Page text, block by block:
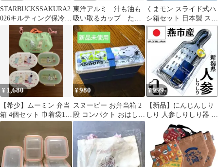
STARBUCKSSAKURA2
026キルティング保冷ト
ートバッグ
東洋アルミ 汁も油も
吸い取るカップ たっ
ぷりお得用3倍 ちょい
深スクエア＆M
くまモン スライド式ハ
シ箱セット 日本製 スケ
ーター社 新品・未使用
¥ 1,680
【希少】ムーミン 弁当
箱 4個セット 巾着袋1つ
付き
¥980
スヌーピー お弁当箱 2
段 コンパクト おはし付
き
¥999
【新品】にんじんしり
しり 人参しりしり器 人
参 大根つき ステンレス
スライサー